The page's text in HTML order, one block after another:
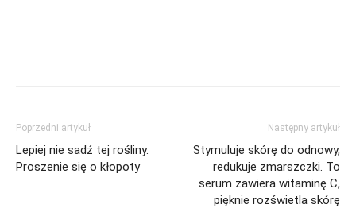
Poprzedni artykuł
Lepiej nie sadź tej rośliny.
Proszenie się o kłopoty
Następny artykuł
Stymuluje skórę do odnowy,
redukuje zmarszczki. To
serum zawiera witaminę C,
pięknie rozświetla skórę